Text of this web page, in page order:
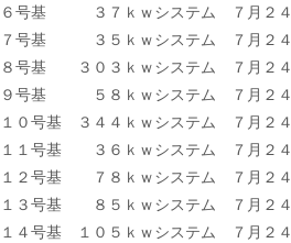
６号基 ３７ｋｗシステム ７月２
７号基 ３５ｋｗシステム ７月２
８号基 ３０３ｋｗシステム ７月
９号基 ５８ｋｗシステム ７月２
１０号基 ３４４ｋｗシステム ７
１１号基 ３６ｋｗシステム ７月２
１２号基 ７８ｋｗシステム ７月２
１３号基 ８５ｋｗシステム ７月２
１４号基 １０５ｋｗシステム ７月２